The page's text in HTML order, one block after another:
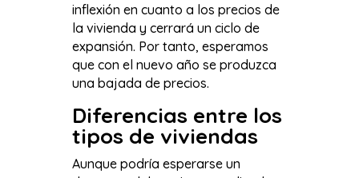
inflexión en cuanto a los precios de
la vivienda y cerrará un ciclo de
expansión. Por tanto, esperamos
que con el nuevo año se produzca
una bajada de precios.
Diferencias entre los
tipos de viviendas
Aunque podría esperarse un